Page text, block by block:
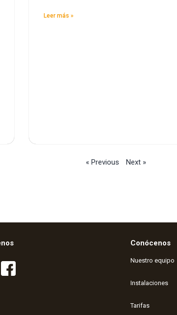
Leer más »
« Previous Next »
Conócenos
Nuestro equipo
Instalaciones
Tarifas